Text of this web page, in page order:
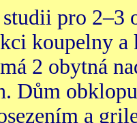
pro 2–3
koupelny
2 obytná
Dům
a